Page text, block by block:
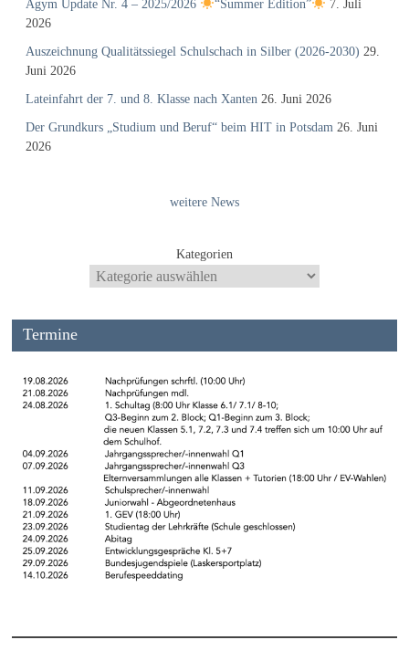
Agym Update Nr. 4 – 2025/2026 “Summer Edition”
7. Juli
2026
Auszeichnung Qualitätssiegel Schulschach in Silber (2026-2030) 29.
Juni 2026
Lateinfahrt der 7. und 8. Klasse nach Xanten 26. Juni 2026
Der Grundkurs „Studium und Beruf“ beim HIT in Potsdam 26. Juni
2026
weitere News
Kategorien
Termine